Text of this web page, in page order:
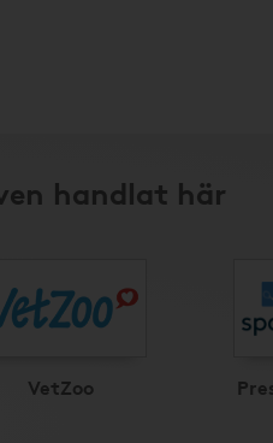
handlat här
VetZoo